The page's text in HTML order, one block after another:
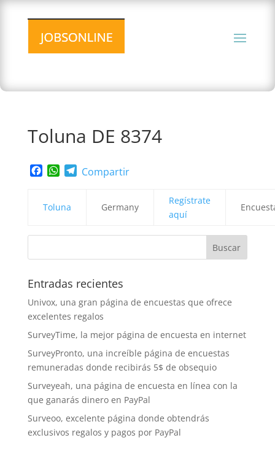
Toluna DE 8374
Facebook
WhatsApp
Telegram
Compartir
Toluna Germany
Regístrate
aquí
Entradas recientes
Univox, una gran página de encuestas que ofrece
excelentes regalos
SurveyTime, la mejor página de encuesta en internet
SurveyPronto, una increíble página de encuestas
remuneradas donde recibirás 5$ de obsequio
Surveyeah, una página de encuesta en línea con la
que ganarás dinero en PayPal
Surveoo, excelente página donde obtendrás
exclusivos regalos y pagos por PayPal